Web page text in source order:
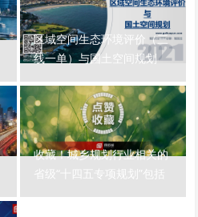
区域空间生态环境评价（三
线一单）与国土空间规划
收藏！城乡规划行业相关的
省级“十四五专项规划”包括